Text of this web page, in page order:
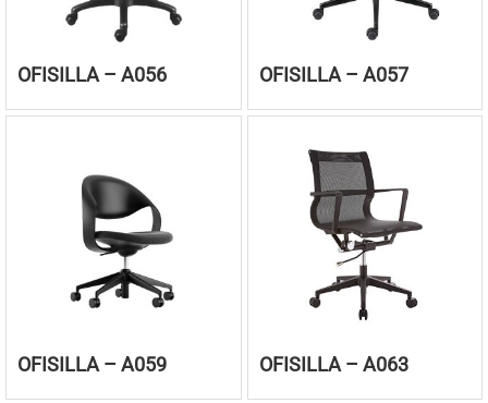
OFISILLA – A056 OFISILLA – A057
OFISILLA – A059 OFISILLA – A063